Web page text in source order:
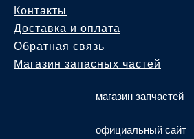
Контакты
Доставка и оплата
Обратная связь
Магазин запасных частей
магазин запчастей
официальный сайт